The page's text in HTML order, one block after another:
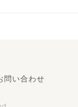
問い合わせ